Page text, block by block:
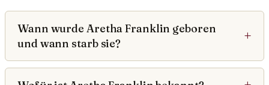
Wann wurde Aretha Franklin geboren
und wann starb sie?